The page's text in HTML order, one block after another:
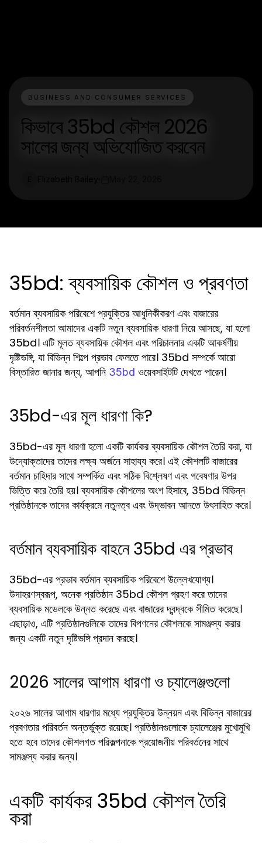
BUSINESS AND CONSUMER SERVICES
কিভাবে 35bd কৌশল 2026
সালের জন্য অভিযোজিত করবেন
35bd: ব্যবসায়িক কৌশল ও প্রবণতা
বর্তমান ব্যবসায়িক পরিবেশে প্রযুক্তির আধুনিকীকরণ এবং বাজারের
পরিবর্তনশীলতা আমাদের একটি নতুন ব্যবসায়িক ধারণা নিয়ে আসছে, যা হলো
35bd। এটি মূলত ব্যবসায়িক কৌশল এবং পরিচালনার একটি আকর্ষণীয়
দৃষ্টিভঙ্গি, যা বিভিন্ন শিল্পে প্রভাব ফেলতে পারে। 35bd সম্পর্কে আরো
বিস্তারিত জানার জন্য, আপনি 35bd ওয়েবসাইটটি দেখতে পারেন।
35bd-এর মূল ধারণা কি?
35bd-এর মূল ধারণা হলো একটি কার্যকর ব্যবসায়িক কৌশল তৈরি করা, যা
উদ্যোক্তাদের তাদের লক্ষ্য অর্জনে সাহায্য করে। এই কৌশলটি বাজারের
বর্তমান চাহিদার সাথে সম্পর্কিত এবং সঠিক বিশ্লেষণ এবং গবেষণার উপর
ভিত্তি করে তৈরি হয়। ব্যবসায়িক কৌশলের অংশ হিসাবে, 35bd বিভিন্ন
প্রতিষ্ঠানকে তাদের কার্যক্রমে নতুনত্ব এবং উদ্ভাবন আনতে উৎসাহিত করে।
বর্তমান ব্যবসায়িক বাহনে 35bd এর প্রভাব
35bd-এর প্রভাব বর্তমান ব্যবসায়িক পরিবেশে উল্লেখযোগ্য।
উদাহরণস্বরূপ, অনেক প্রতিষ্ঠান 35bd কৌশল গ্রহণ করে তাদের
ব্যবসায়িক মডেলকে উন্নত করেছে এবং বাজারের দ্বন্দ্বকে সীমিত করেছে।
এছাড়াও, এটি প্রতিষ্ঠানগুলিকে তাদের বিপণনের কৌশলকে সামঞ্জস্য করার
জন্য একটি নতুন দৃষ্টিভঙ্গি প্রদান করছে।
2026 সালের আগাম ধারণা ও চ্যালেঞ্জগুলো
২০২৬ সালের আগাম ধারণার মধ্যে প্রযুক্তির উন্নয়ন এবং বিভিন্ন বাজারের
প্রবণতার পরিবর্তন অন্তর্ভুক্ত রয়েছে। প্রতিষ্ঠানগুলোকে চ্যালেঞ্জের মুখোমুখি
হতে হবে তাদের কৌশলগত পরিকল্পনাকে প্রয়োজনীয় পরিবর্তনের সাথে
সামঞ্জস্য করার জন্য।
একটি কার্যকর 35bd কৌশল তৈরি
করা